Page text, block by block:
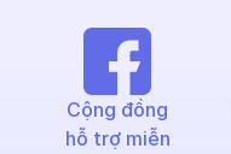
Cộng đồng
hỗ trợ miễn